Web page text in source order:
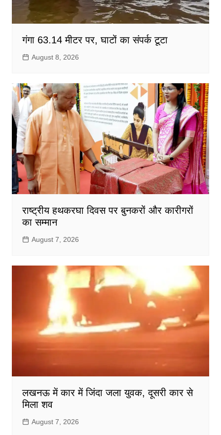
गंगा 63.14 मीटर पर, घाटों का संपर्क टूटा
August 8, 2026
राष्ट्रीय हथकरघा दिवस पर बुनकरों और कारीगरों
का सम्मान
August 7, 2026
लखनऊ में कार में जिंदा जला युवक, दूसरी कार से
मिला शव
August 7, 2026